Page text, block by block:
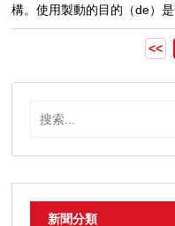
構。使用製動的目的（de）
（zài）下坡時維持一定車速
可（kě）靠地保持在原地（
（jiē）約燃料，減少輪（lún
確使用製動?你會使（shǐ）
（xìng）製動駕駛員按照（
已發現的情況，為（wéi）停
<<
新聞分類